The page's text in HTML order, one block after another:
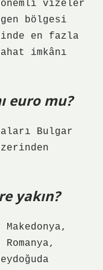
vizeler
bölgesi
en fazla
imkânı
euro mu?
Bulgar
yakın?